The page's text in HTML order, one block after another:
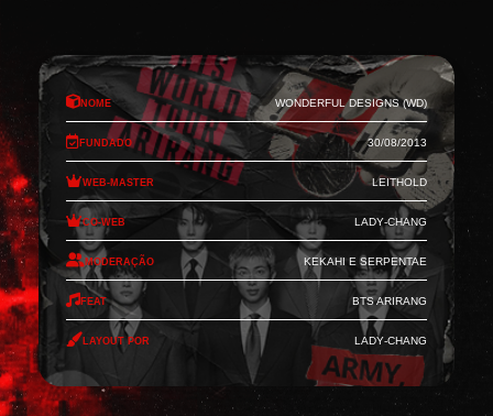
Nome Wonderful Designs (WD)
Fundado 30/08/2013
Web-Master Leithold
Co-Web Lady-Chang
Moderação Kekahi e Serpentae
Feat BTS Arirang
Layout por Lady-Chang